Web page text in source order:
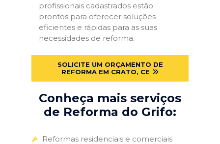
profissionais cadastrados estão
prontos para oferecer soluções
eficientes e rápidas para as suas
necessidades de reforma.
SOLICITE UM ORÇAMENTO DE
REFORMA EM CRATO, CE
Conheça mais serviços
de Reforma do Grifo:
Reformas residenciais e comerciais